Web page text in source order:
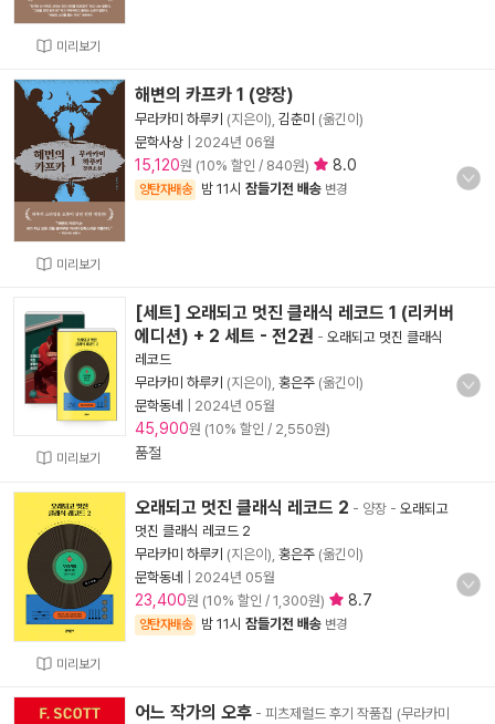
미리보기
미리보기
해변의 카프카 1 (양장)
무라카미 하루키 (지은이), 김춘미 (옮긴이)
문학사상
2024년 06월
15,120원 (10% 할인 / 840원) 8.0
양탄자배송 밤 11시 잠들기전 배송 변경
미리보기
[세트] 오래되고 멋진 클래식 레코드 1 (리커버
에디션) + 2 세트 - 전2권 - 오래되고 멋진 클래식
레코드
무라카미 하루키 (지은이), 홍은주 (옮긴이)
문학동네
2024년 05월
45,900원 (10% 할인 / 2,550원)
품절
미리보기
오래되고 멋진 클래식 레코드 2 - 양장 - 오래되고
멋진 클래식 레코드 2
무라카미 하루키 (지은이), 홍은주 (옮긴이)
문학동네
2024년 05월
23,400원 (10% 할인 / 1,300원) 8.7
양탄자배송 밤 11시 잠들기전 배송 변경
어느 작가의 오후 - 피츠제럴드 후기 작품집 (무라카미